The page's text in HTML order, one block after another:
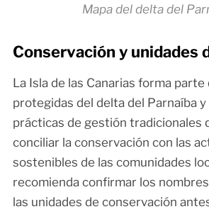
Mapa del delta del
Conservación y unidades
La Isla de las Canarias forma parte
protegidas del delta del Parnaíba y
prácticas de gestión tradicionales
conciliar la conservación con las
sostenibles de las comunidades
recomienda confirmar los
las unidades de conservación